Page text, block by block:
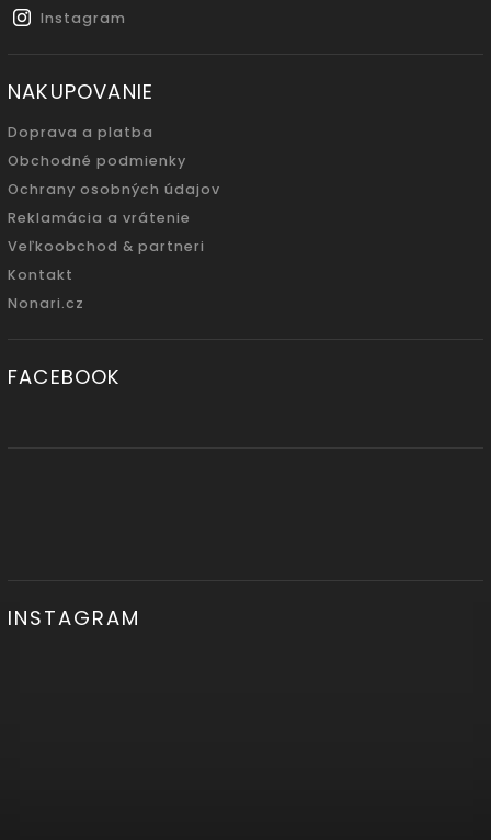
Instagram
NAKUPOVANIE
Doprava a platba
Obchodné podmienky
Ochrany osobných údajov
Reklamácia a vrátenie
Veľkoobchod & partneri
Kontakt
Nonari.cz
FACEBOOK
INSTAGRAM